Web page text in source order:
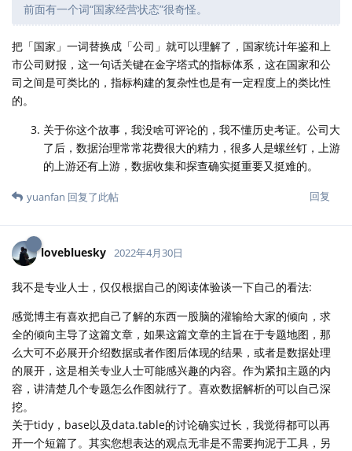
前面有一个词“国家经营状态”很奇怪。
把「国家」一词替换成「公司」就可以理解了，国家统计年鉴和上
市公司财报，这一句话关键在金字塔式的指标体系，这在国家和公
司之间是可类比的，指标构建的复杂性也是有一定程度上的类比性
的。
关于你这个故事，我没啥可评论的，我不懂历史考证。公司大
了后，数据治理常常花费很大的精力，很多人是螺丝钉，上游
的上游还有上游，数据收集和探查确实挺重要又挺难的。
回复
yuanfan 回复了此帖
lovebluesky 2022年4月30日
我不是专业人士，仅仅根据自己的阅读体验谈一下自己的看法:
感觉博主有喜欢把自己了解的东西一股脑的灌输给大家的倾向，求
全的倾向主导了这篇文章，如果这篇文章的主旨在于专题地图，那
么大可不必展开介绍数据或者作图后体现的结果，或者是数据处理
的展开，这是相关专业人士可能感兴趣的内容。作为紧扣主题的内
容，讲清楚几个专题怎么作图就行了。喜欢数据解析的可以自己深
挖。
关于tidy，base以及data.table的讨论确实过长，我觉得都可以再
开一个短篇了。其实您想表达的观点无非是不需要拘泥于工具，另